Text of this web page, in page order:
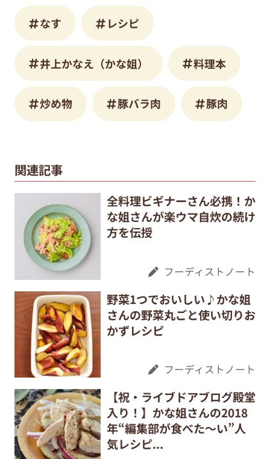
なす レシピ
井上かなえ（かな姐） 料理本
炒め物 豚バラ肉 豚肉
関連記事
全料理ビギナーさん必携！か
な姐さんが楽ウマ自炊の続け
方を伝授
フーディストノート
野菜1つでおいしい♪かな姐
さんの野菜丸ごと使い切りお
かずレシピ
フーディストノート
【祝・ライブドアブログ殿堂
入り！】かな姐さんの2018
年“編集部が食べた～い”人
気レシピ...